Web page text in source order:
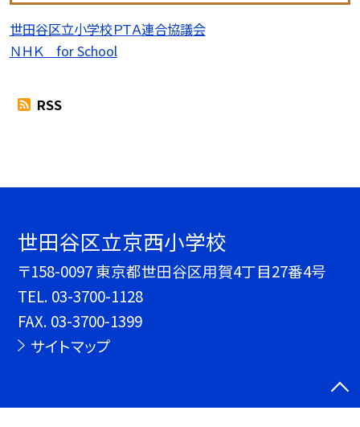
世田谷区立小学校ＰＴＡ連合協議会
ＮＨＫ for School
RSS
世田谷区立京西小学校
〒158-0097 東京都世田谷区用賀4丁目27番4号
TEL. 03-3700-1128
FAX. 03-3700-1399
サイトマップ